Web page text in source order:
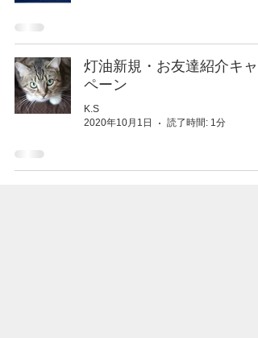
灯油新規・お友達紹介キャ
ペーン
K.S
2020年10月1日
読了時間: 1分